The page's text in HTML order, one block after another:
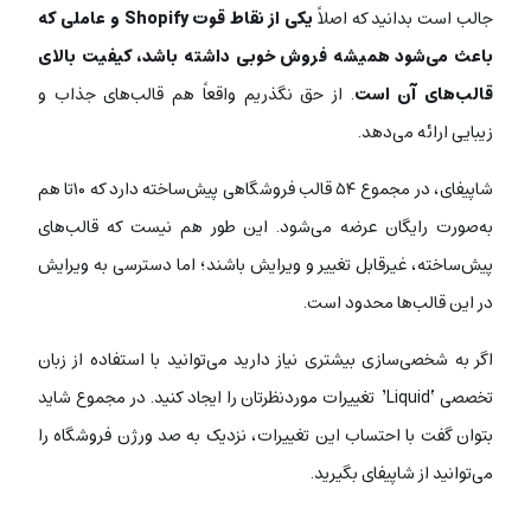
جالب است بدانید که اصلاً
یکی از نقاط قوت Shopify و عاملی که
باعث می‌شود همیشه فروش خوبی داشته باشد، کیفیت بالای
قالب‌های آن است. از حق نگذریم واقعاً هم قالب‌های جذاب و
زیبایی ارائه می‌دهد.
شاپیفای، در مجموع ۵۴ قالب فروشگاهی پیش‌ساخته دارد که ۱۰تا هم
به‌صورت رایگان عرضه می‌شود. این طور هم نیست که قالب‌های
پیش‌ساخته، غیرقابل تغییر و ویرایش باشند؛ اما دسترسی به ویرایش
در این قالب‌ها محدود است.
اگر به شخصی‌سازی بیشتری نیاز دارید می‌توانید با استفاده از زبان
تخصصی ‘Liquid’ تغییرات‌ موردنظرتان را ایجاد کنید. در مجموع شاید
بتوان گفت با احتساب این تغییرات، نزدیک به صد ورژن فروشگاه را
می‌توانید از شاپیفای بگیرید.